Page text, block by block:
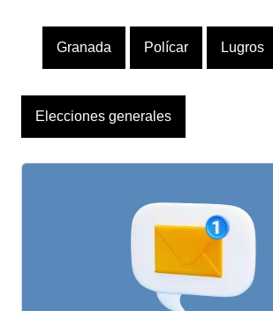
Granada Polícar Lugros
Elecciones generales